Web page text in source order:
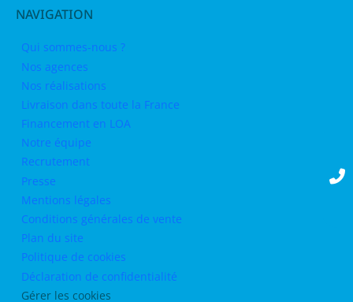
NAVIGATION
Qui sommes-nous ?
Nos agences
Nos réalisations
Livraison dans toute la France
Financement en LOA
Notre équipe
Recrutement
Presse
Mentions légales
Conditions générales de vente
Plan du site
Politique de cookies
Déclaration de confidentialité
Gérer les cookies